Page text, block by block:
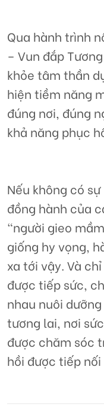
Qua hành trình
– Vun đắp
khỏe tâm thần
hiện tiềm năng
đúng nơi, đúng
khả năng phục
Nếu không có
đồng hành của
“người gieo
giống hy vọng,
xa tới vậy. Và
được tiếp sức,
nhau nuôi
tương lai, nơi
được chăm sóc
hồi được tiếp